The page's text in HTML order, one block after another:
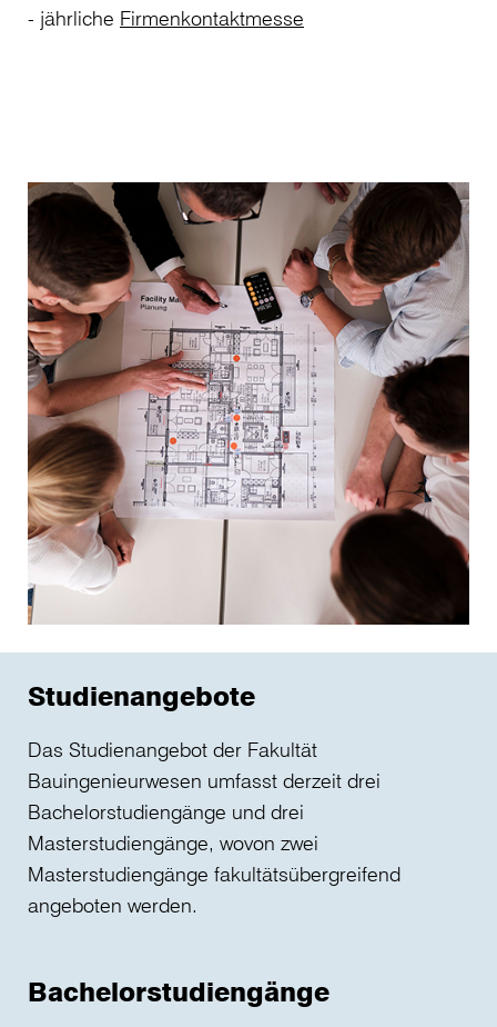
- jährliche Firmenkontaktmesse
Studienangebote
Das Studienangebot der Fakultät
Bauingenieurwesen umfasst derzeit drei
Bachelorstudiengänge und drei
Masterstudiengänge, wovon zwei
Masterstudiengänge fakultätsübergreifend
angeboten werden.
Bachelorstudiengänge